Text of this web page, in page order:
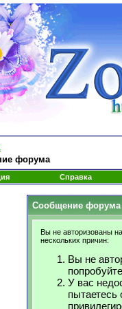
форума
Справка
Сообщение форума
Вы не авторизованы
нескольких причин:
Вы не
У вас
пытаетесь